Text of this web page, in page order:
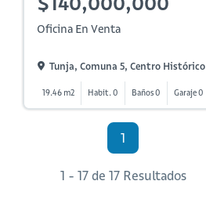
Oficina En Venta
Tunja, Comuna 5, Centro Histórico
19.46 m2 Habit. 0 Baños 0 Garaje 0
1
1 - 17 de 17 Resultados